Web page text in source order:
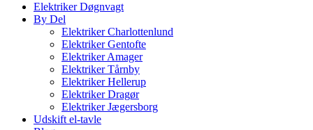
Elektriker Døgnvagt
By Del
Elektriker Charlottenlund
Elektriker Gentofte
Elektriker Amager
Elektriker Tårnby
Elektriker Hellerup
Elektriker Dragør
Elektriker Jægersborg
Udskift el-tavle